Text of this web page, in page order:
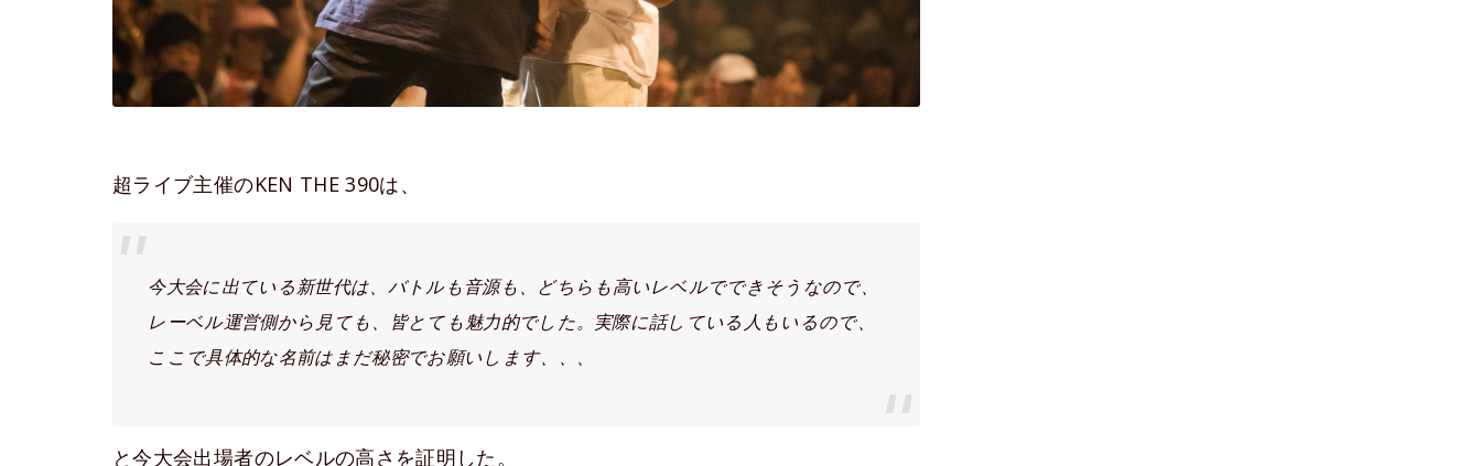
超ライブ主催のKEN THE 390は、
今大会に出ている新世代は、バトルも音源も、どちらも高いレベルでできそうなので、
レーベル運営側から見ても、皆とても魅力的でした。実際に話している人もいるので、
ここで具体的な名前はまだ秘密でお願いします、、、
と今大会出場者のレベルの高さを証明した。